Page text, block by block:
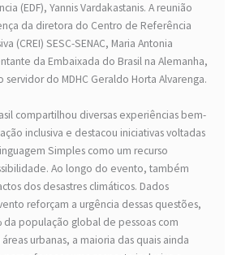
(EDF), Yannis Vardakastanis. A reunião
da diretora do Centro de Referência
(CREI) SESC-SENAC, Maria Antonia
da Embaixada do Brasil na Alemanha,
do MDHC Geraldo Horta Alvarenga.
compartilhou diversas experiências bem-
inclusiva e destacou iniciativas voltadas
Simples como um recurso
Ao longo do evento, também
dos desastres climáticos. Dados
reforçam a urgência dessas questões,
população global de pessoas com
urbanas, a maioria das quais ainda